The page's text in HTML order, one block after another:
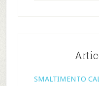
SMALTIMENTO